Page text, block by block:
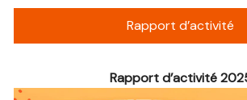
Rapport d’activité
Rapport d’activité